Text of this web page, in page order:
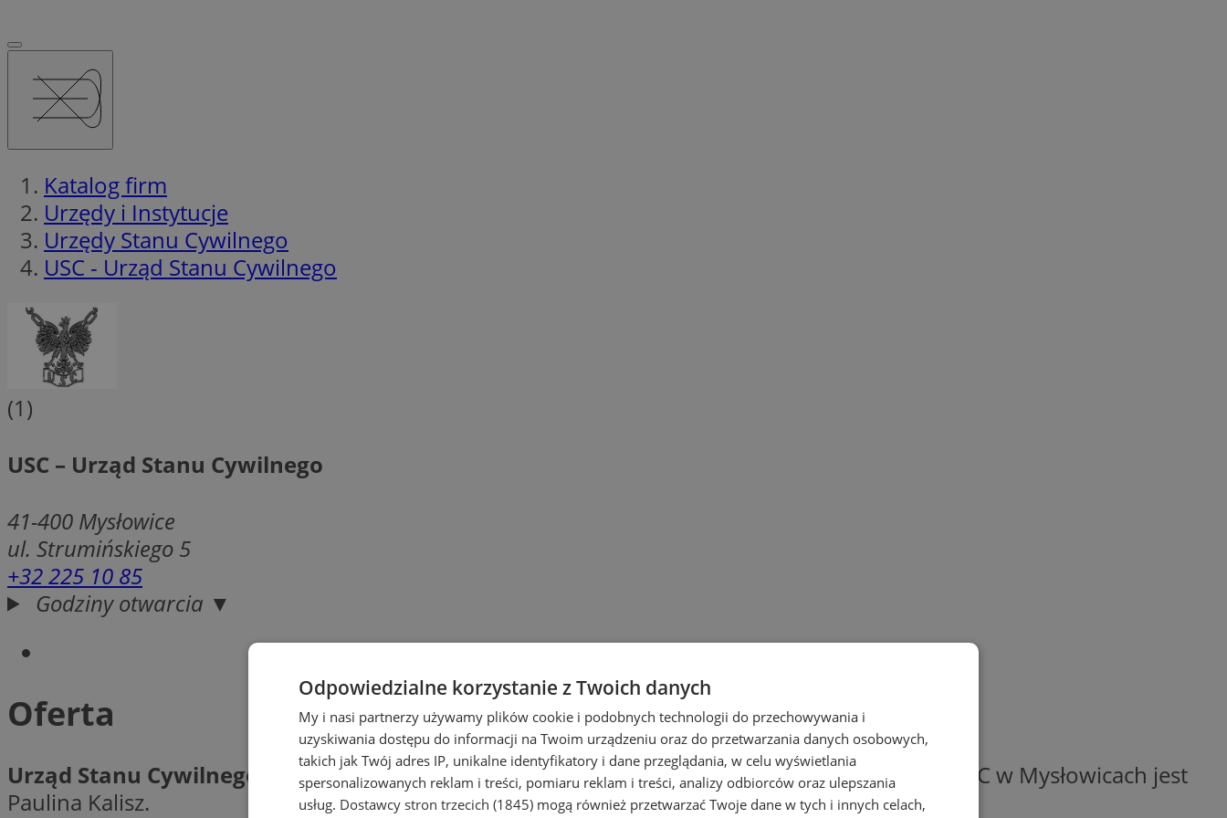
Katalog firm
Urzędy i Instytucje
Urzędy Stanu Cywilnego
USC - Urząd Stanu Cywilnego
(1)
USC – Urząd Stanu Cywilnego
41-400 Mysłowice
ul. Strumińskiego 5
+32 225 10 85
Godziny otwarcia ▼
Oferta
Urząd Stanu Cywilnego w Mysłowicachmieści się przy ul. Strumieńskiego 5. Kierownikiem USC w Mysłowicach jest
Paulina Kalisz.
Odpowiedzialne korzystanie z Twoich danych
My i nasi partnerzy używamy plików cookie i podobnych technologii do przechowywania i
uzyskiwania dostępu do informacji na Twoim urządzeniu oraz do przetwarzania danych osobowych,
takich jak Twój adres IP, unikalne identyfikatory i dane przeglądania, w celu wyświetlania
spersonalizowanych reklam i treści, pomiaru reklam i treści, analizy odbiorców oraz ulepszania
usług. Dostawcy stron trzecich (1845) mogą również przetwarzać Twoje dane w tych i innych celach,